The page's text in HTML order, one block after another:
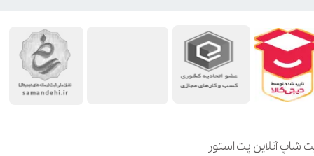
شاپ آنلاین پت استور